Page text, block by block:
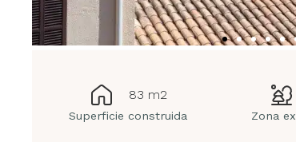
83 m2
Superficie construida Zona